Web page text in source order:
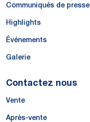
Communiqués de presse
Highlights
Événements
Galerie
Contactez nous
Vente
Après-vente